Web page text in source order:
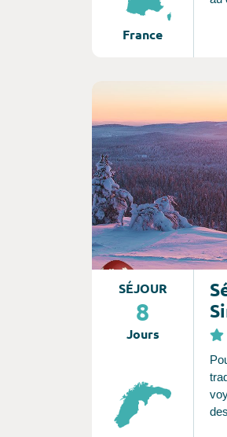
France
SÉJOUR
8
Jours
Consultez l'offre de